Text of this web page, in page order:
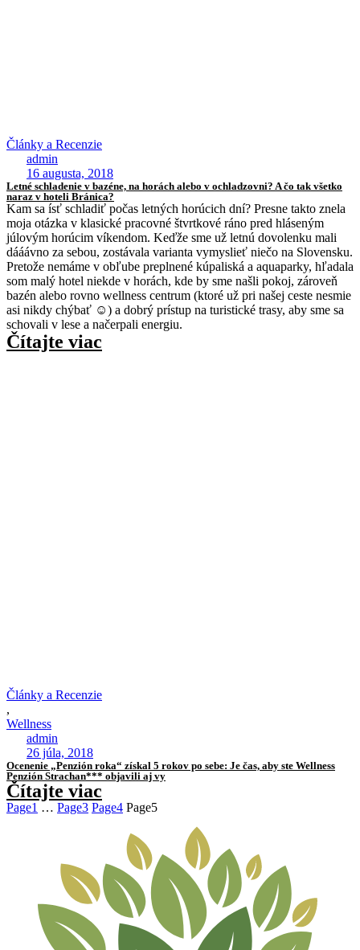
Články a Recenzie
admin
16 augusta, 2018
Letné schladenie v bazéne, na horách alebo v ochladzovni? A čo tak všetko
naraz v hoteli Bránica?
Kam sa ísť schladiť počas letných horúcich dní? Presne takto znela
moja otázka v klasické pracovné štvrtkové ráno pred hláseným
júlovým horúcim víkendom. Keďže sme už letnú dovolenku mali
dááávno za sebou, zostávala varianta vymyslieť niečo na Slovensku.
Pretože nemáme v obľube preplnené kúpaliská a aquaparky, hľadala
som malý hotel niekde v horách, kde by sme našli pokoj, zároveň
bazén alebo rovno wellness centrum (ktoré už pri našej ceste nesmie
asi nikdy chýbať ☺) a dobrý prístup na turistické trasy, aby sme sa
schovali v lese a načerpali energiu.
Čítajte viac
Články a Recenzie
,
Wellness
admin
26 júla, 2018
Ocenenie „Penzión roka“ získal 5 rokov po sebe: Je čas, aby ste Wellness
Penzión Strachan*** objavili aj vy
Čítajte viac
Page1 … Page3 Page4 Page5